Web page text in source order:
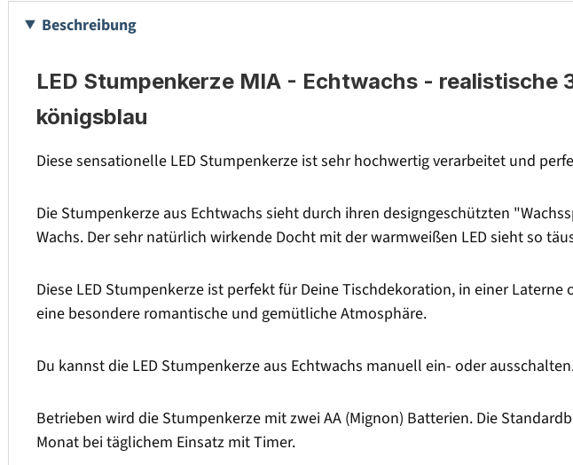
Beschreibung
LED Stumpenkerze MIA - Echtwachs -
königsblau
Diese sensationelle LED Stumpenkerze ist sehr hochwertig verarbeitet und
Die Stumpenkerze aus Echtwachs sieht durch ihren designgeschützten
Wachs. Der sehr natürlich wirkende Docht mit der warmweißen LED sieht so
Diese LED Stumpenkerze ist perfekt für Deine Tischdekoration, in einer
eine besondere romantische und gemütliche Atmosphäre.
Du kannst die LED Stumpenkerze aus Echtwachs manuell ein- oder
Betrieben wird die Stumpenkerze mit zwei AA (Mignon) Batterien. Die
Monat bei täglichem Einsatz mit Timer.